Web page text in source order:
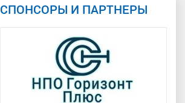
СПОНСОРЫ И ПАРТНЕРЫ